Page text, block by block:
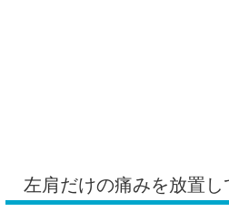
左肩だけの痛みを放置